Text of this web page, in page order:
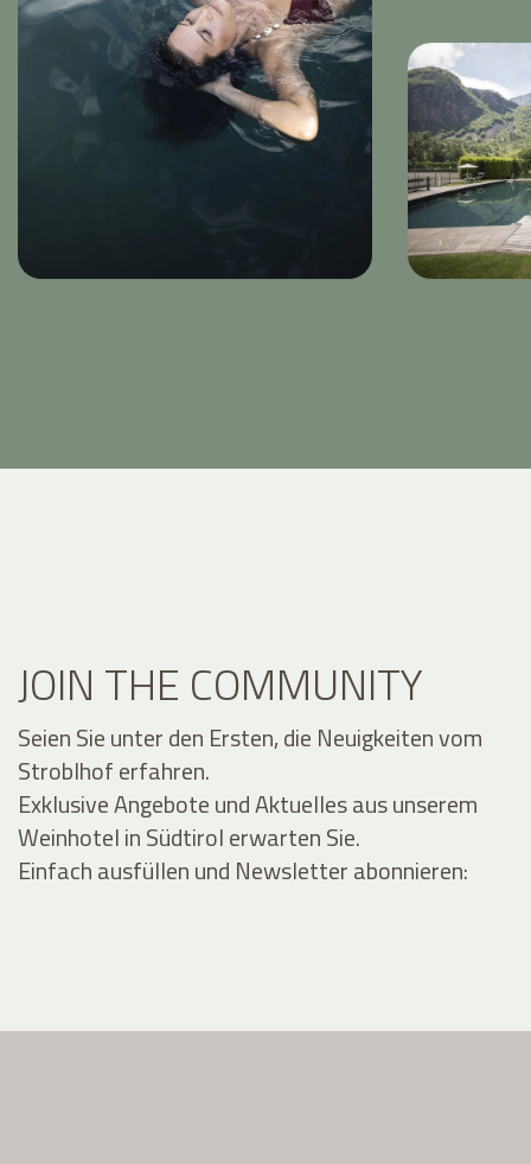
JOIN THE COMMUNITY
Seien Sie unter den Ersten, die Neuigkeiten vom
Stroblhof erfahren.
Exklusive Angebote und Aktuelles aus unserem
Weinhotel in Südtirol erwarten Sie.
Einfach ausfüllen und Newsletter abonnieren: